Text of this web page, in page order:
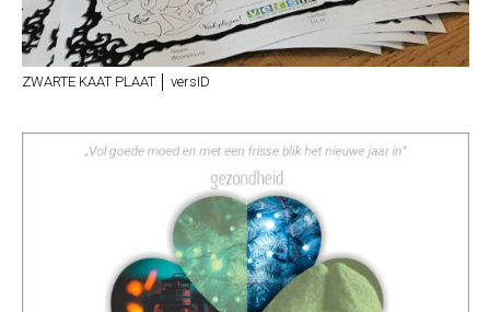
ZWARTE KAAT PLAAT │ versID